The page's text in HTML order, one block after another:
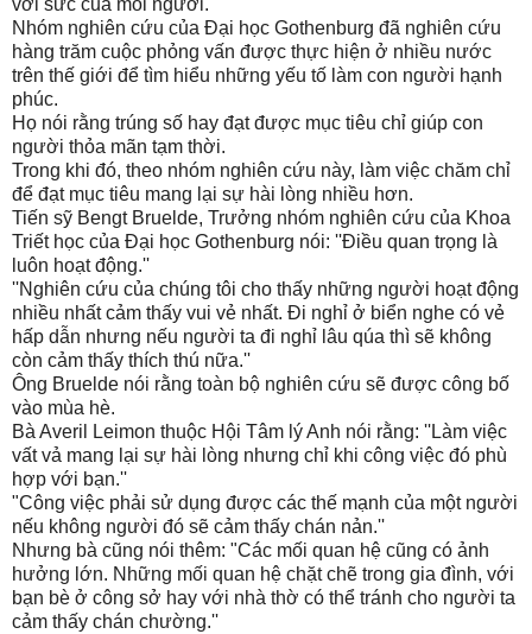
với sức của mỗi người.
Nhóm nghiên cứu của Đại học Gothenburg đã nghiên cứu
hàng trăm cuộc phỏng vấn được thực hiện ở nhiều nước
trên thế giới để tìm hiểu những yếu tố làm con người hạnh
phúc.
Họ nói rằng trúng số hay đạt được mục tiêu chỉ giúp con
người thỏa mãn tạm thời.
Trong khi đó, theo nhóm nghiên cứu này, làm việc chăm chỉ
để đạt mục tiêu mang lại sự hài lòng nhiều hơn.
Tiến sỹ Bengt Bruelde, Trưởng nhóm nghiên cứu của Khoa
Triết học của Đại học Gothenburg nói: ''Điều quan trọng là
luôn hoạt động.''
''Nghiên cứu của chúng tôi cho thấy những người hoạt động
nhiều nhất cảm thấy vui vẻ nhất. Đi nghỉ ở biển nghe có vẻ
hấp dẫn nhưng nếu người ta đi nghỉ lâu qúa thì sẽ không
còn cảm thấy thích thú nữa.''
Ông Bruelde nói rằng toàn bộ nghiên cứu sẽ được công bố
vào mùa hè.
Bà Averil Leimon thuộc Hội Tâm lý Anh nói rằng: ''Làm việc
vất vả mang lại sự hài lòng nhưng chỉ khi công việc đó phù
hợp với bạn.''
"Công việc phải sử dụng được các thế mạnh của một người
nếu không người đó sẽ cảm thấy chán nản.''
Nhưng bà cũng nói thêm: "Các mối quan hệ cũng có ảnh
hưởng lớn. Những mối quan hệ chặt chẽ trong gia đình, với
bạn bè ở công sở hay với nhà thờ có thể tránh cho người ta
cảm thấy chán chường.''